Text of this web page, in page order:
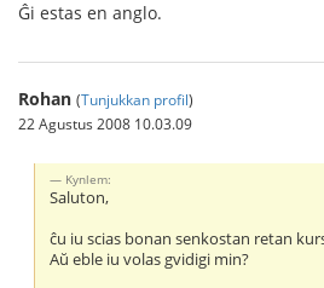
Ĝi estas en anglo.
Rohan (Tunjukkan profil)
22 Agustus 2008 10.03.09
Kynlem:
Saluton,
ĉu iu scias bonan senkostan retan
Aŭ eble iu volas gvidigi min?